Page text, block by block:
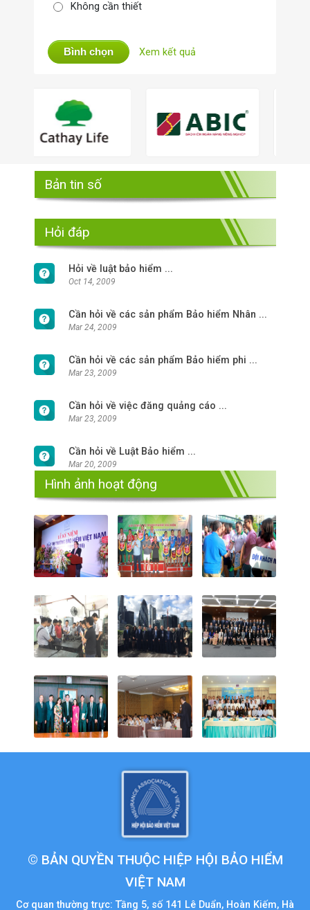
Không cần thiết
Bình chọn Xem kết quả
Bản tin số
Hỏi đáp
Hỏi về luật bảo hiểm ...
Oct 14, 2009
Cần hỏi về các sản phẩm Bảo hiểm Nhân ...
Mar 24, 2009
Cần hỏi về các sản phẩm Bảo hiểm phi ...
Mar 23, 2009
Cần hỏi về việc đăng quảng cáo ...
Mar 23, 2009
Cần hỏi về Luật Bảo hiểm ...
Mar 20, 2009
Hình ảnh hoạt động
© BẢN QUYỀN THUỘC HIỆP HỘI BẢO HIỂM
VIỆT NAM
Cơ quan thường trực: Tầng 5, số 141 Lê Duẩn, Hoàn Kiếm, Hà